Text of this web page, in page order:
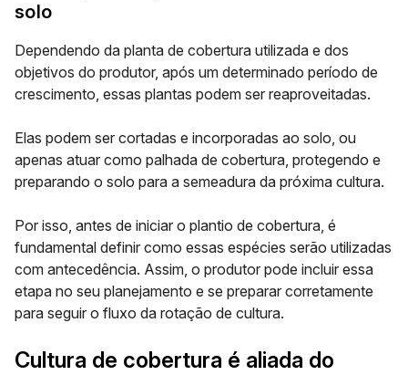
solo
Dependendo da planta de cobertura utilizada e dos
objetivos do produtor, após um determinado período de
crescimento, essas plantas podem ser reaproveitadas.
Elas podem ser cortadas e incorporadas ao solo, ou
apenas atuar como palhada de cobertura, protegendo e
preparando o solo para a semeadura da próxima cultura.
Por isso, antes de iniciar o plantio de cobertura, é
fundamental definir como essas espécies serão utilizadas
com antecedência. Assim, o produtor pode incluir essa
etapa no seu planejamento e se preparar corretamente
para seguir o fluxo da rotação de cultura.
Cultura de cobertura é aliada do